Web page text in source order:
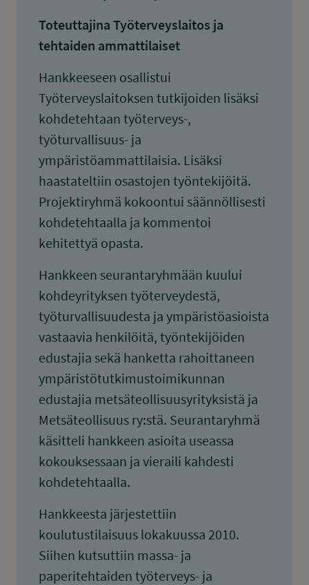
Toteuttajina Työterveyslaitos ja
tehtaiden ammattilaiset
Hankkeeseen osallistui
Työterveyslaitoksen tutkijoiden lisäksi
kohdetehtaan työterveys-,
työturvallisuus- ja
ympäristöammattilaisia. Lisäksi
haastateltiin osastojen työntekijöitä.
Projektiryhmä kokoontui säännöllisesti
kohdetehtaalla ja kommentoi
kehitettyä opasta.
Hankkeen seurantaryhmään kuului
kohdeyrityksen työterveydestä,
työturvallisuudesta ja ympäristöasioista
vastaavia henkilöitä, työntekijöiden
edustajia sekä hanketta rahoittaneen
ympäristötutkimustoimikunnan
edustajia metsäteollisuusyrityksistä ja
Metsäteollisuus ry:stä. Seurantaryhmä
käsitteli hankkeen asioita useassa
kokouksessaan ja vieraili kahdesti
kohdetehtaalla.
Hankkeesta järjestettiin
koulutustilaisuus lokakuussa 2010.
Siihen kutsuttiin massa- ja
paperitehtaiden työterveys- ja